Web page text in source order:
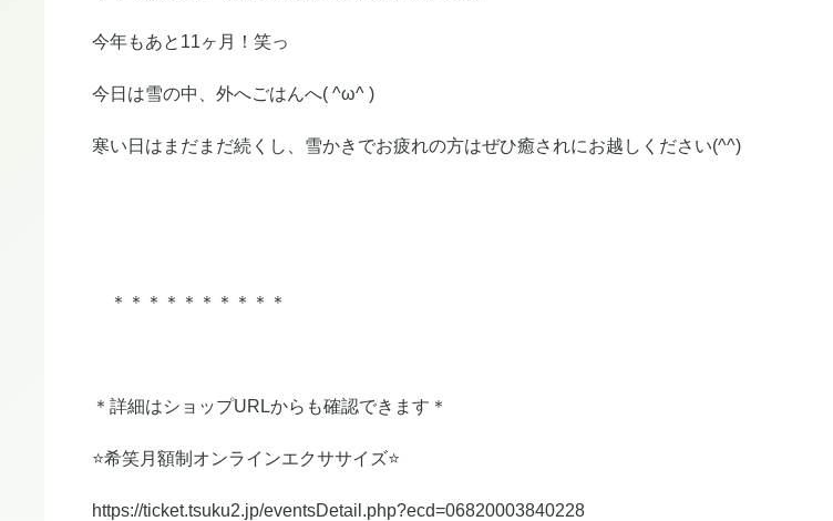
今年もあと11ヶ月！笑っ
今日は雪の中、外へごはんへ( ^ω^ )
寒い日はまだまだ続くし、雪かきでお疲れの方はぜひ癒されにお越しください(^^)
＊＊＊＊＊＊＊＊＊＊
＊詳細はショップURLからも確認できます＊
⭐️希笑月額制オンラインエクササイズ⭐️
https://ticket.tsuku2.jp/eventsDetail.php?ecd=06820003840228